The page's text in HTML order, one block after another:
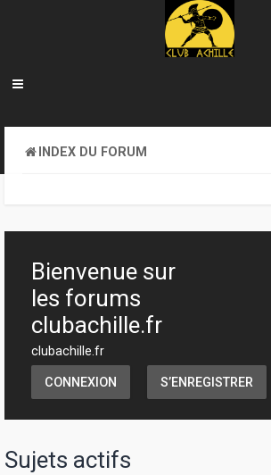
INDEX DU FORUM
Bienvenue sur
les forums
clubachille.fr
clubachille.fr
CONNEXION S’ENREGISTRER
Sujets actifs